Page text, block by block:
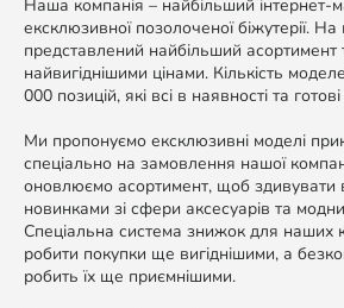
Наша компанія – найбільший інтернет-
ексклюзивної позолоченої біжутерії.
представлений найбільший асортимент
найвигіднішими цінами. Кількість
000 позицій, які всі в наявності та
Ми пропонуємо ексклюзивні моделі
спеціально на замовлення нашої
оновлюємо асортимент, щоб здивувати
новинками зі сфери аксесуарів та
Спеціальна система знижок для наших
робити покупки ще вигіднішими, а
робить їх ще приємнішими.